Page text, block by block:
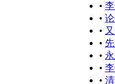
•
•
•
•
•
•
•